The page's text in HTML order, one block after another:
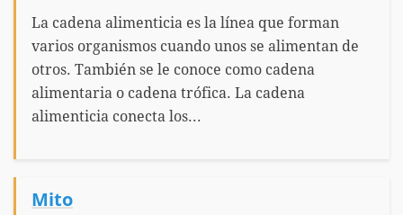
La cadena alimenticia es la línea que forman
varios organismos cuando unos se alimentan de
otros. También se le conoce como cadena
alimentaria o cadena trófica. La cadena
alimenticia conecta los...
Mito